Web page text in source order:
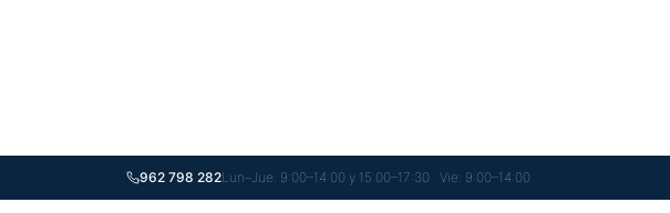
962 798 282Lun–Jue: 9:00–14:00 y 15:00–17:30 · Vie: 9:00–14:00